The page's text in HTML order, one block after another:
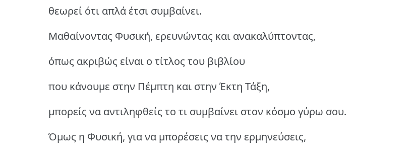
θεωρεί ότι απλά έτσι συμβαίνει.
Μαθαίνοντας Φυσική, ερευνώντας και ανακαλύπτοντας,
όπως ακριβώς είναι ο τίτλος του βιβλίου
που κάνουμε στην Πέμπτη και στην Έκτη Τάξη,
μπορείς να αντιληφθείς το τι συμβαίνει στον κόσμο γύρω σου.
Όμως η Φυσική, για να μπορέσεις να την ερμηνεύσεις,